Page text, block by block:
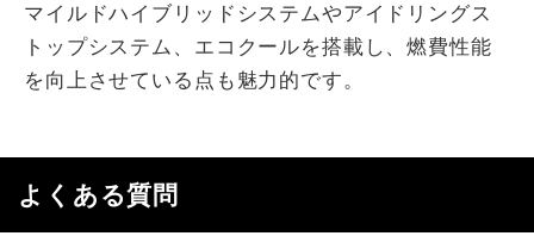
マイルドハイブリッドシステムやアイドリングス
トップシステム、エコクールを搭載し、燃費性能
を向上させている点も魅力的です。
よくある質問